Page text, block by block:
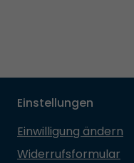
Einstellungen
Einwilligung ändern
Widerrufsformular